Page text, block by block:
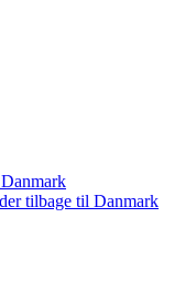
tilbage til Danmark